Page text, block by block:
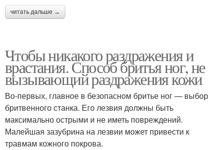
читать дальше →
Чтобы никакого раздражения и
врастания. Способ бритья ног, не
вызывающий раздражения кожи
Во-первых, главное в безопасном бритье ног — выбор
бритвенного станка. Его лезвия должны быть
максимально острыми и не иметь повреждений.
Малейшая зазубрина на лезвии может привести к
травмам кожного покрова.